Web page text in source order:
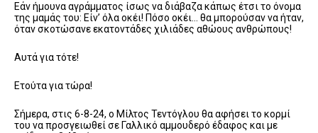
Εάν ήμουνα αγράμματος ίσως να διάβαζα κάπως έτσι το όνομα
της μαμάς του: Είν’ όλα οκέι! Πόσο οκέι… θα μπορούσαν να ήταν,
όταν σκοτώσανε εκατοντάδες χιλιάδες αθώους ανθρώπους!
Αυτά για τότε!
Ετούτα για τώρα!
Σήμερα, στις 6-8-24, ο Μίλτος Τεντόγλου θα αφήσει το κορμί
του να προσγειωθεί σε Γαλλικό αμμουδερό έδαφος και με